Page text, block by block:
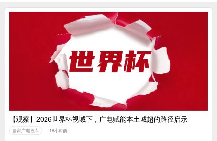
【观察】2026世界杯视域下，广电赋能本土城超的路径启示
国家广电智库 18小时前